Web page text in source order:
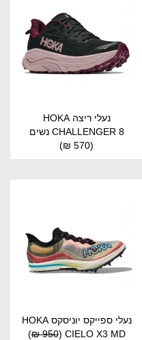
נעלי ריצה HOKA
CHALLENGER 8 נשים
(570 ₪)
נעלי ספייקס יוניסקס HOKA
CIELO X3 MD
(
950 ₪
)